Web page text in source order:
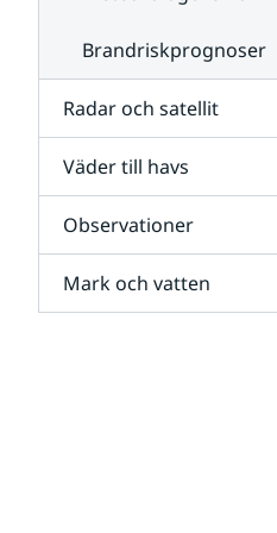
Brandriskprognoser
Radar och satellit
Väder till havs
Observationer
Mark och vatten